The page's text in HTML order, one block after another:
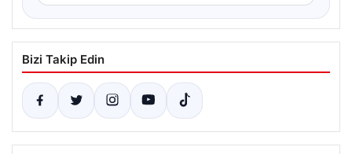
Bizi Takip Edin